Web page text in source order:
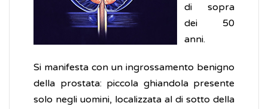
di sopra
dei 50
anni.
Si manifesta con un ingrossamento benigno
della prostata: piccola ghiandola presente
solo negli uomini, localizzata al di sotto della